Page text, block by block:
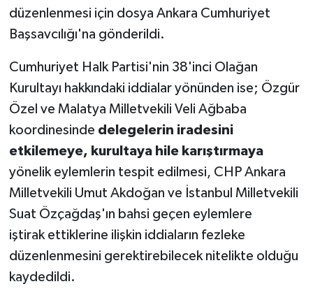
düzenlenmesi için dosya Ankara Cumhuriyet
Başsavcılığı'na gönderildi.
Cumhuriyet Halk Partisi'nin 38'inci Olağan
Kurultayı hakkındaki iddialar yönünden ise; Özgür
Özel ve Malatya Milletvekili Veli Ağbaba
koordinesinde delegelerin iradesini
etkilemeye, kurultaya hile karıştırmaya
yönelik eylemlerin tespit edilmesi, CHP Ankara
Milletvekili Umut Akdoğan ve İstanbul Milletvekili
Suat Özçağdaş'ın bahsi geçen eylemlere
iştirak ettiklerine ilişkin iddiaların fezleke
düzenlenmesini gerektirebilecek nitelikte olduğu
kaydedildi.